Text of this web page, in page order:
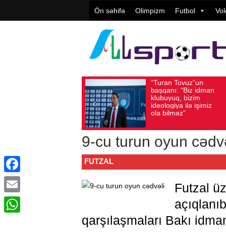
Ön səhifə Olimpizm Futbol
başqanı: “Biz idman
klubuyuq, bizim
ideologiya ilə işimiz
ola bilməz”
Vüqar
Avqust 05, 2026
9-cu turun oyun
FUTZAL
Futzal
qarşılaşmaları Bakı
Facebook
Email